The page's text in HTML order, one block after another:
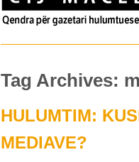
Tag Archives:
HULUMTIM:
MEDIAVE?